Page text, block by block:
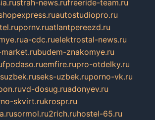
strah-news.rufreeride-team.ru
autostudiopro.ru
pornv.ruatlantpereezd.ru
a-cdc.ruelektrostal-news.ru
budem-znakomye.ru
fpodaso.ruemfire.rupro-otdelky.ru
seks-uzbek.ruporno-vk.ru
vd-dosug.ruadonyev.ru
skvirt.rukrospr.ru
sormol.ru2rich.ruhostel-65.ru